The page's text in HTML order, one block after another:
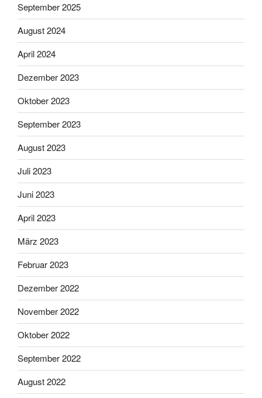
September 2025
August 2024
April 2024
Dezember 2023
Oktober 2023
September 2023
August 2023
Juli 2023
Juni 2023
April 2023
März 2023
Februar 2023
Dezember 2022
November 2022
Oktober 2022
September 2022
August 2022